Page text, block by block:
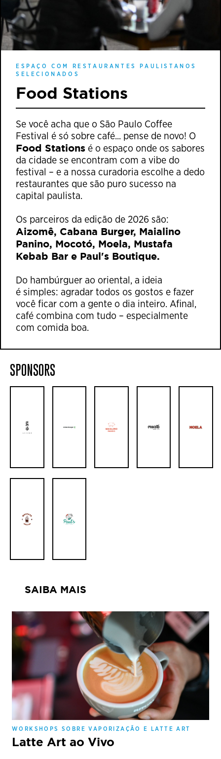
ESPAÇO COM RESTAURANTES PAULISTANOS
SELECIONADOS
Food Stations
Se você acha que o São Paulo Coffee
Festival é só sobre café... pense de novo! O
Food Stations é o espaço onde os sabores
da cidade se encontram com a vibe do
festival – e a nossa curadoria escolhe a dedo
restaurantes que são puro sucesso na
capital paulista.
Os parceiros da edição de 2026 são:
Aizomê, Cabana Burger, Maialino
Panino, Mocotó, Moela, Mustafa
Kebab Bar e Paul's Boutique.
Do hambúrguer ao oriental, a ideia
é simples: agradar todos os gostos e fazer
você ficar com a gente o dia inteiro. Afinal,
café combina com tudo – especialmente
com comida boa.
SPONSORS
SAIBA MAIS
WORKSHOPS SOBRE VAPORIZAÇÃO E LATTE ART
Latte Art ao Vivo